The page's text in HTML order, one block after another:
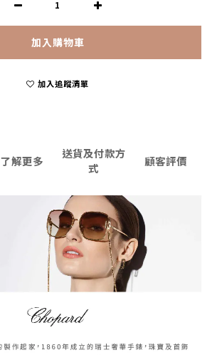
加入購物車
加入追蹤清單
了解更多
送貨及付款方
式
顧客評價